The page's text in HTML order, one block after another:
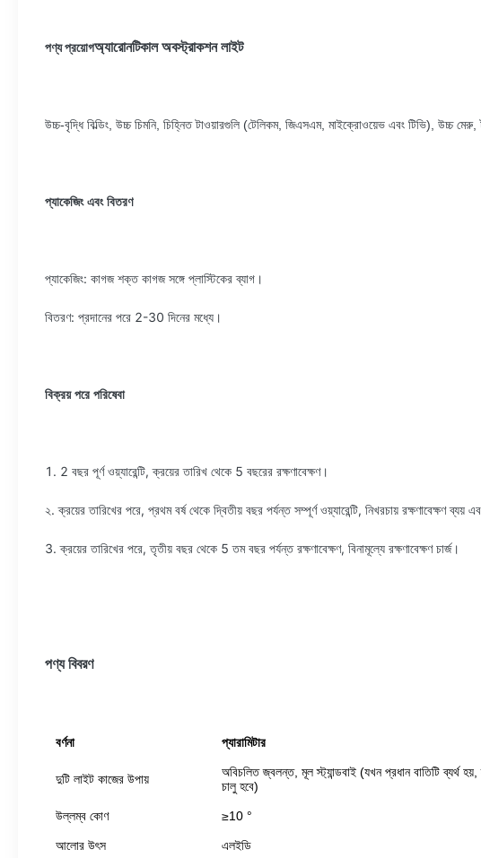
পণ্য প্রয়োগঅ্যারোনটিকাল অবস্ট্রাকশন লাইট
উচ্চ-বৃদ্ধি বিল্ডিং, উচ্চ চিমনি, চিহ্নিত টাওয়ারগুলি (টেলিকম, জিএসএম, মাইক্রোওয়েভ এবং টিভি), উচ্চ মেরু,
প্যাকেজিং এবং বিতরণ
প্যাকেজিং: কাগজ শক্ত কাগজ সঙ্গে প্লাস্টিকের ব্যাগ।
বিতরণ: প্রদানের পরে 2-30 দিনের মধ্যে।
বিক্রয় পরে পরিষেবা
1. 2 বছর পূর্ণ ওয়্যারেন্টি, ক্রয়ের তারিখ থেকে 5 বছরের রক্ষণাবেক্ষণ।
২. ক্রয়ের তারিখের পরে, প্রথম বর্ষ থেকে দ্বিতীয় বছর পর্যন্ত সম্পূর্ণ ওয়্যারেন্টি, নিখরচায় রক্ষণাবেক্ষণ ব্যয়
3. ক্রয়ের তারিখের পরে, তৃতীয় বছর থেকে 5 তম বছর পর্যন্ত রক্ষণাবেক্ষণ, বিনামূল্যে রক্ষণাবেক্ষণ চার্জ।
পণ্য বিবরণ
বর্ণনা প্যারামিটার
দুটি লাইট কাজের উপায়
অবিচলিত জ্বলন্ত, মূল স্ট্যান্ডবাই (যখন প্রধান বাতিটি ব্যর্থ হয়,
চালু হবে)
উল্লম্ব কোণ ≥10 °
আলোর উৎস এলইডি